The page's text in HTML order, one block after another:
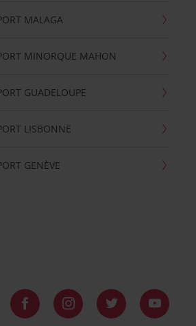
MALAGA
MINORQUE MAHON
GUADELOUPE
LISBONNE
GENÈVE